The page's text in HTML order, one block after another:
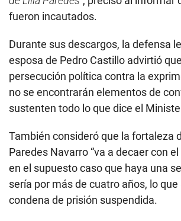
fueron incautados.
Durante sus descargos, la defensa
esposa de Pedro Castillo advirtió
persecución política contra la
no se encontrarán elementos de
sustenten todo lo que dice el
También consideró que la fortaleza
Paredes Navarro “va a decaer con el
en el supuesto caso que haya una
sería por más de cuatro años, lo
condena de prisión suspendida.